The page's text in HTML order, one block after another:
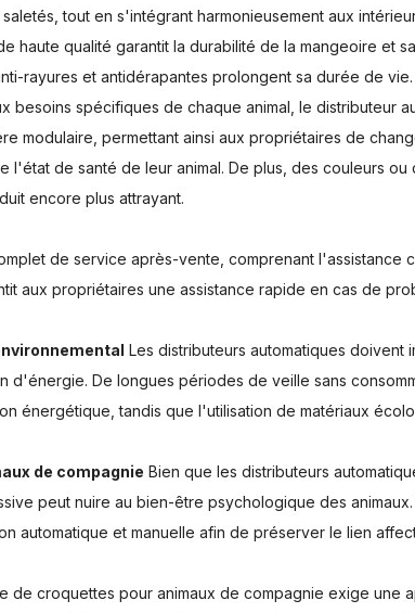
tout en s'intégrant harmonieusement aux
haute qualité garantit la durabilité de la mangeoire et
rayures et antidérapantes prolongent sa durée de vie.
besoins spécifiques de chaque animal, le distributeur
modulaire, permettant ainsi aux propriétaires de
de santé de leur animal. De plus, des couleurs ou
encore plus attrayant.
de service après-vente, comprenant l'assistance
aux propriétaires une assistance rapide en cas de
Les distributeurs automatiques doivent
d'énergie. De longues périodes de veille sans
énergétique, tandis que l'utilisation de matériaux
de compagnie Bien que les distributeurs
peut nuire au bien-être psychologique des
automatique et manuelle afin de préserver le lien
de croquettes pour animaux de compagnie exige une